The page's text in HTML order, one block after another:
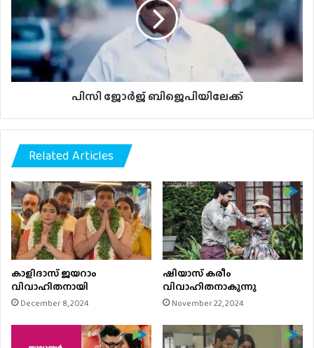
പിസി ജോർജ് ബിജെപിയിലേക്ക്
Related Articles
കാളിദാസ് ജയറാം
വിവാഹിതനായി
December 8, 2024
ഷിയാസ് കരീം
വിവാഹിതനാകുന്നു
November 22, 2024